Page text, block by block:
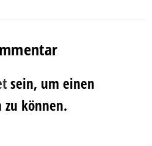
sein, um einen
zu können.